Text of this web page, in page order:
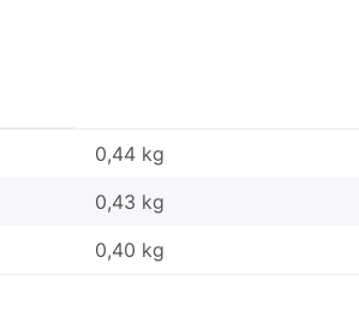
0,44 kg
0,43 kg
0,40 kg